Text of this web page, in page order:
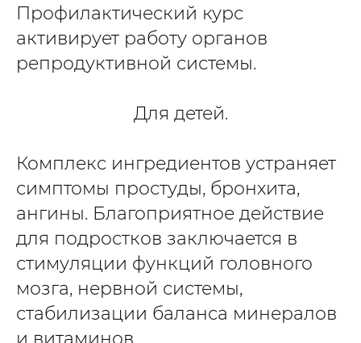
Профилактический курс
активирует работу органов
репродуктивной системы.
Для детей.
Комплекс ингредиентов устраняет
симптомы простуды, бронхита,
ангины. Благоприятное действие
для подростков заключается в
стимуляции функций головного
мозга, нервной системы,
стабилизации баланса минералов
и витаминов.